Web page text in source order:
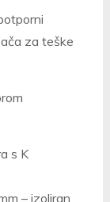
za teške
s K
– izoliran